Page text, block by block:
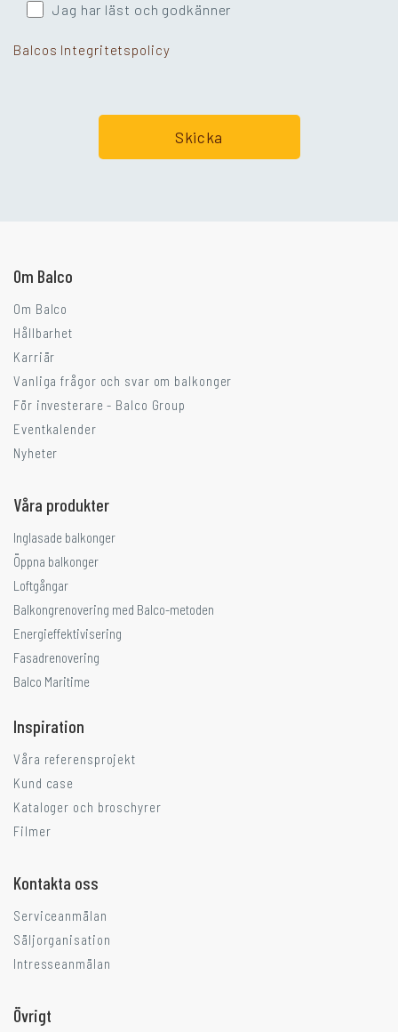
Jag har läst och godkänner
Balcos Integritetspolicy
Om Balco
Om Balco
Hållbarhet
Karriär
Vanliga frågor och svar om balkonger
För investerare - Balco Group
Eventkalender
Nyheter
Våra produkter
Inglasade balkonger
Öppna balkonger
Loftgångar
Balkongrenovering med Balco-metoden
Energieffektivisering
Fasadrenovering
Balco Maritime
Inspiration
Våra referensprojekt
Kund case
Kataloger och broschyrer
Filmer
Kontakta oss
Serviceanmälan
Säljorganisation
Intresseanmälan
Övrigt